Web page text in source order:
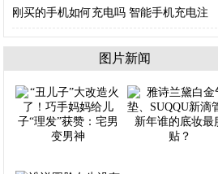
刚买的手机如何充电吗 智能手机充电注
图片新闻